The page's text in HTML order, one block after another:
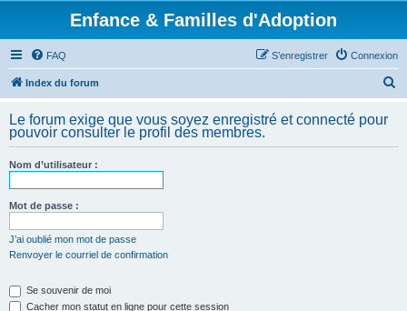
Enfance & Familles d'Adoption
FAQ Connexion
S’enregistrer
Index du forum
h
Le forum exige que vous soyez enregistré et connecté pour
pouvoir consulter le profil des membres.
Nom d’utilisateur :
Mot de passe :
J’ai oublié mon mot de passe
Renvoyer le courriel de confirmation
Se souvenir de moi
Cacher mon statut en ligne pour cette session